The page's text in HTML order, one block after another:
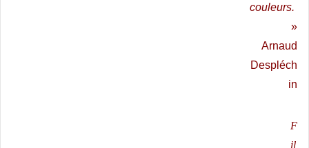
couleurs.
»
Arnaud
Despléch
in
F
il